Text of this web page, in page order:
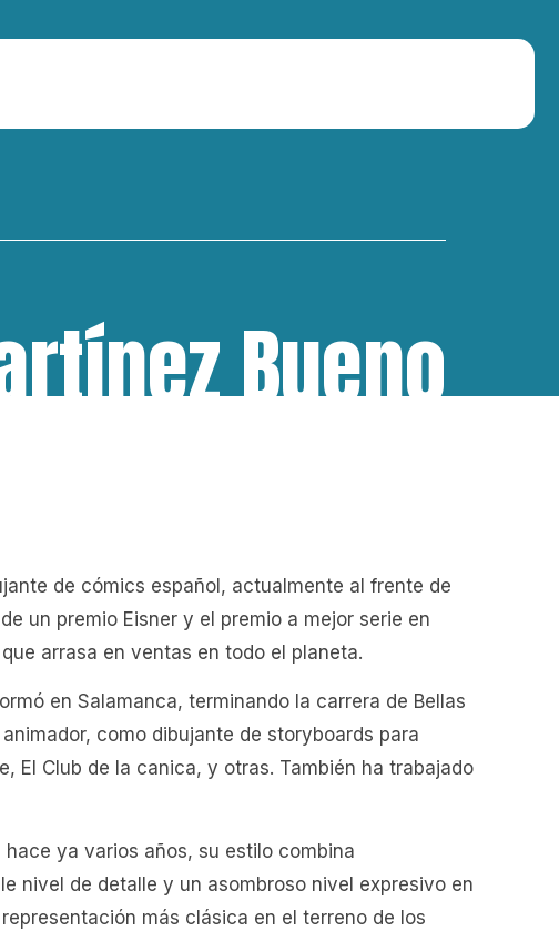
Bueno
de cómics español, actualmente al frente de
un premio Eisner y el premio a mejor serie en
arrasa en ventas en todo el planeta.
en Salamanca, terminando la carrera de Bellas
como dibujante de storyboards para
El Club de la canica, y otras. También ha trabajado
ya varios años, su estilo combina
nivel de detalle y un asombroso nivel expresivo en
más clásica en el terreno de los